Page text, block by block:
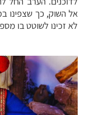
אל השוק, כך שצפינו
לא זכינו לשוטט בו